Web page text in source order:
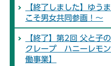
【終了しました】ゆう
こそ男女共同参画！～
【終了】第2回 父と子
クレープ ハニーレモ
働事業】